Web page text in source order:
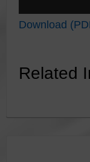
Download
Related